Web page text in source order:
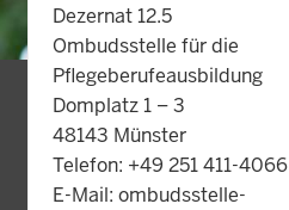
Dezernat 12.5
Ombudsstelle für die
Pflegeberufeausbildung
Domplatz 1 – 3
48143 Münster
Telefon: +49 251 411-4066
E-Mail: ombudsstelle-